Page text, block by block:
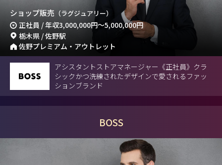
ショップ販売 （ラグジュアリー）
正社員 / 年収3,000,000円～5,000,000円
栃木県 / 佐野駅
佐野プレミアム・アウトレット
アシスタントストアマネージャー《正社員》クラ
シックかつ洗練されたデザインで愛されるファッ
ションブランド
BOSS